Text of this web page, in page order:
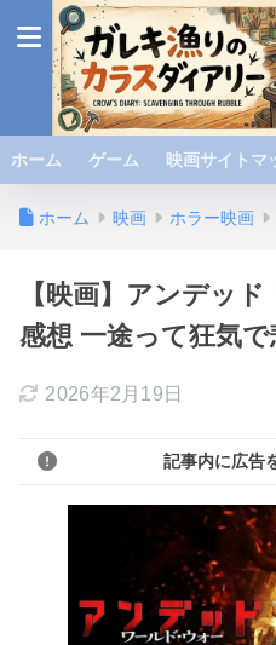
ホーム ゲーム 映画サイト
ホーム 映画 ホラー映画
【映画】アンデッ
感想 一途って狂気
2026年2月19日
記事内に広告